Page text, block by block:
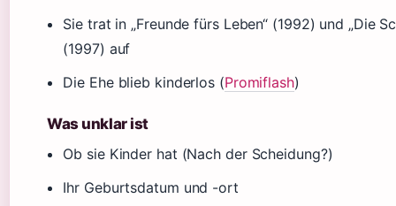
Sie trat in „Freunde fürs Leben“ (1992) und „Die
(1997) auf
Die Ehe blieb kinderlos (Promiflash)
Was unklar ist
Ob sie Kinder hat (Nach der Scheidung?)
Ihr Geburtsdatum und -ort